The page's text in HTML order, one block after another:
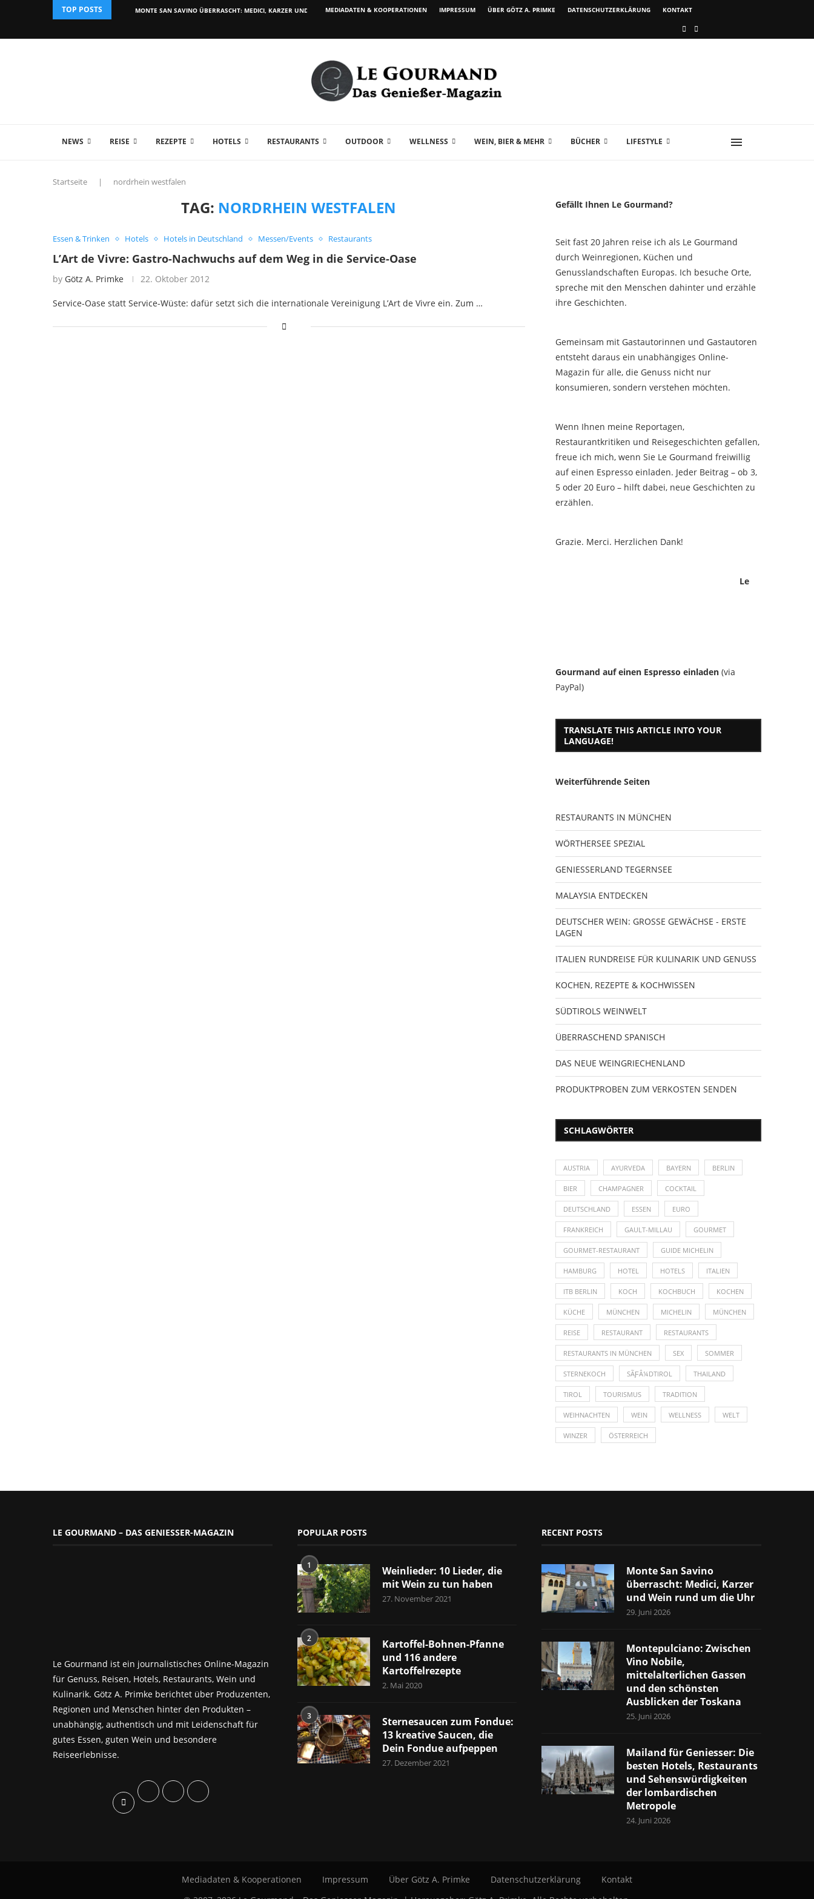
TOP POSTS MONTE SAN SAVINO ÜBERRASCHT: MEDICI, KARZER UND WEIN...MEDIADATEN & KOOPERATIONEN IMPRESSUM ÜBER GÖTZ A. PRIMKE DATENSCHUTZERKLÄRUNG KONTAKT
NEWS REISE REZEPTE HOTELS RESTAURANTS OUTDOOR WELLNESS WEIN, BIER & MEHR BÜCHER LIFESTYLE
Startseite | nordrhein westfalen
TAG: NORDRHEIN WESTFALEN
Essen & Trinken Hotels Hotels in Deutschland Messen/Events Restaurants
L’Art de Vivre: Gastro-Nachwuchs auf dem Weg in die Service-Oase
by Götz A. Primke 22. Oktober 2012
Service-Oase statt Service-Wüste: dafür setzt sich die internationale Vereinigung L’Art de Vivre ein. Zum …
Gefällt Ihnen Le Gourmand?
Seit fast 20 Jahren reise ich als Le Gourmand
durch Weinregionen, Küchen und
Genusslandschaften Europas. Ich besuche Orte,
spreche mit den Menschen dahinter und erzähle
ihre Geschichten.
Gemeinsam mit Gastautorinnen und Gastautoren
entsteht daraus ein unabhängiges Online-
Magazin für alle, die Genuss nicht nur
konsumieren, sondern verstehen möchten.
Wenn Ihnen meine Reportagen,
Restaurantkritiken und Reisegeschichten gefallen,
freue ich mich, wenn Sie Le Gourmand freiwillig
auf einen Espresso einladen. Jeder Beitrag – ob 3,
5 oder 20 Euro – hilft dabei, neue Geschichten zu
erzählen.
Grazie. Merci. Herzlichen Dank!
Le
Gourmand auf einen Espresso einladen (via
PayPal)
TRANSLATE THIS ARTICLE INTO YOUR
LANGUAGE!
Weiterführende Seiten
RESTAURANTS IN MÜNCHEN
WÖRTHERSEE SPEZIAL
GENIESSERLAND TEGERNSEE
MALAYSIA ENTDECKEN
DEUTSCHER WEIN: GROSSE GEWÄCHSE - ERSTE
LAGEN
ITALIEN RUNDREISE FÜR KULINARIK UND GENUSS
KOCHEN, REZEPTE & KOCHWISSEN
SÜDTIROLS WEINWELT
ÜBERRASCHEND SPANISCH
DAS NEUE WEINGRIECHENLAND
PRODUKTPROBEN ZUM VERKOSTEN SENDEN
SCHLAGWÖRTER
AUSTRIA AYURVEDA BAYERN BERLIN
BIER CHAMPAGNER COCKTAIL
DEUTSCHLAND ESSEN EURO
FRANKREICH GAULT-MILLAU GOURMET
GOURMET-RESTAURANT GUIDE MICHELIN
HAMBURG HOTEL HOTELS ITALIEN
ITB BERLIN KOCH KOCHBUCH KOCHEN
KÜCHE MÜNCHEN MICHELIN MÜNCHEN
REISE RESTAURANT RESTAURANTS
RESTAURANTS IN MÜNCHEN SEX SOMMER
STERNEKOCH SÃƑÂ¼DTIROL THAILAND
TIROL TOURISMUS TRADITION
WEIHNACHTEN WEIN WELLNESS WELT
WINZER ÖSTERREICH
LE GOURMAND – DAS GENIESSER-MAGAZIN
Le Gourmand ist ein journalistisches Online-Magazin
für Genuss, Reisen, Hotels, Restaurants, Wein und
Kulinarik. Götz A. Primke berichtet über Produzenten,
Regionen und Menschen hinter den Produkten –
unabhängig, authentisch und mit Leidenschaft für
gutes Essen, guten Wein und besondere
Reiseerlebnisse.
POPULAR POSTS
1
Weinlieder: 10 Lieder, die
mit Wein zu tun haben
27. November 2021
2
Kartoffel-Bohnen-Pfanne
und 116 andere
Kartoffelrezepte
2. Mai 2020
3
Sternesaucen zum Fondue:
13 kreative Saucen, die
Dein Fondue aufpeppen
27. Dezember 2021
RECENT POSTS
Monte San Savino
überrascht: Medici, Karzer
und Wein rund um die Uhr
29. Juni 2026
Montepulciano: Zwischen
Vino Nobile,
mittelalterlichen Gassen
und den schönsten
Ausblicken der Toskana
25. Juni 2026
Mailand für Geniesser: Die
besten Hotels, Restaurants
und Sehenswürdigkeiten
der lombardischen
Metropole
24. Juni 2026
Mediadaten & Kooperationen Impressum Über Götz A. Primke Datenschutzerklärung
Kontakt